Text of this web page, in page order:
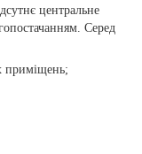
центральне
Серед
приміщень;